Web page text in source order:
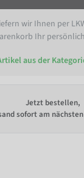
wir Ihnen per
Ihr
aus der
Jetzt bestellen,
sofort am